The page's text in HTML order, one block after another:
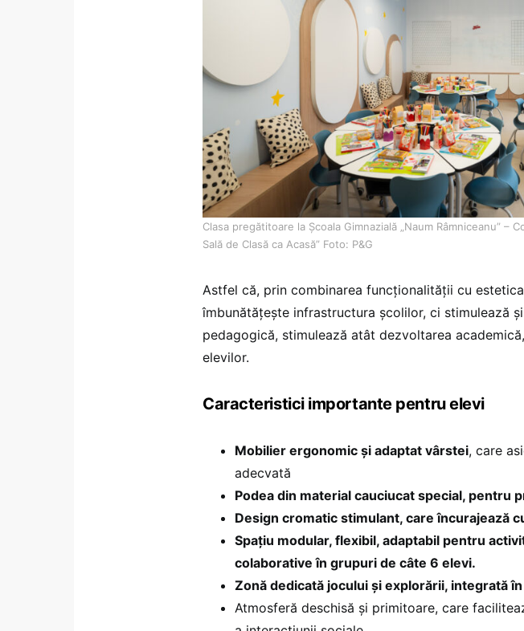
Clasa pregătitoare la Școala Gimnazială „Naum Râmniceanu” –
Sală de Clasă ca Acasă” Foto: P&G
Astfel că, prin combinarea funcționalității cu
îmbunătățește infrastructura școlilor, ci stimulează
pedagogică, stimulează atât dezvoltarea
elevilor.
Caracteristici importante pentru elevi
Mobilier ergonomic și adaptat vârstei, care
adecvată
Podea din material cauciucat special, pentru
Design cromatic stimulant, care încurajează
Spațiu modular, flexibil, adaptabil pentru
colaborative în grupuri de câte 6 elevi.
Zonă dedicată jocului și explorării, integrată
Atmosferă deschisă și primitoare, care